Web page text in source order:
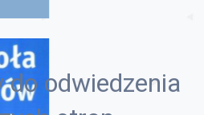
do odwiedzenia